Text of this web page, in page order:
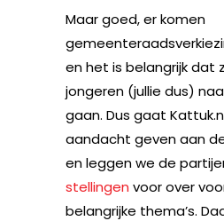
Maar goed, er komen
en het is belangrijk dat
jongeren (jullie dus)
gaan. Dus gaat
aandacht geven aan
en leggen we de
stellingen voor over
belangrijke thema’s.